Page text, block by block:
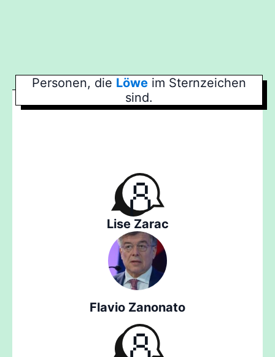
Personen, die Löwe im Sternzeichen
sind.
Lise Zarac
Flavio Zanonato